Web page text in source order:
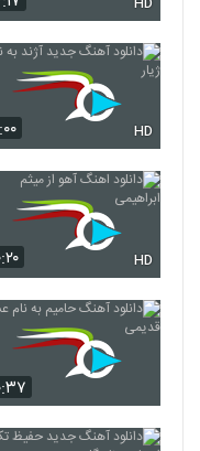
۳۸۷
326
327
۷۷۵
HD
HD